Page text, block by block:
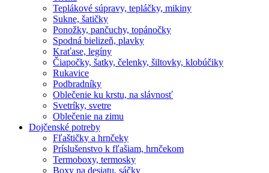
Teplákové súpravy, tepláčky, mikiny
Sukne, šatičky
Ponožky, pančuchy, topánočky
Spodná bielizeň, plavky
Kraťase, legíny
Čiapočky, šatky, čelenky, šiltovky, klobúčiky
Rukavice
Podbradníky
Oblečenie ku krstu, na slávnosť
Svetríky, svetre
Oblečenie na zimu
Dojčenské potreby
Fľaštičky a hrnčeky
Príslušenstvo k fľašiam, hrnčekom
Termoboxy, termosky
Boxy na desiatu, sáčky